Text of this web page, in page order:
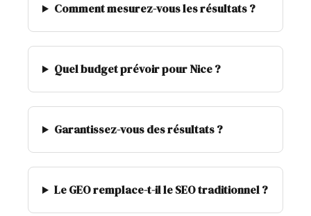
Comment mesurez-vous les résultats ?
Quel budget prévoir pour Nice ?
Garantissez-vous des résultats ?
Le GEO remplace-t-il le SEO traditionnel ?